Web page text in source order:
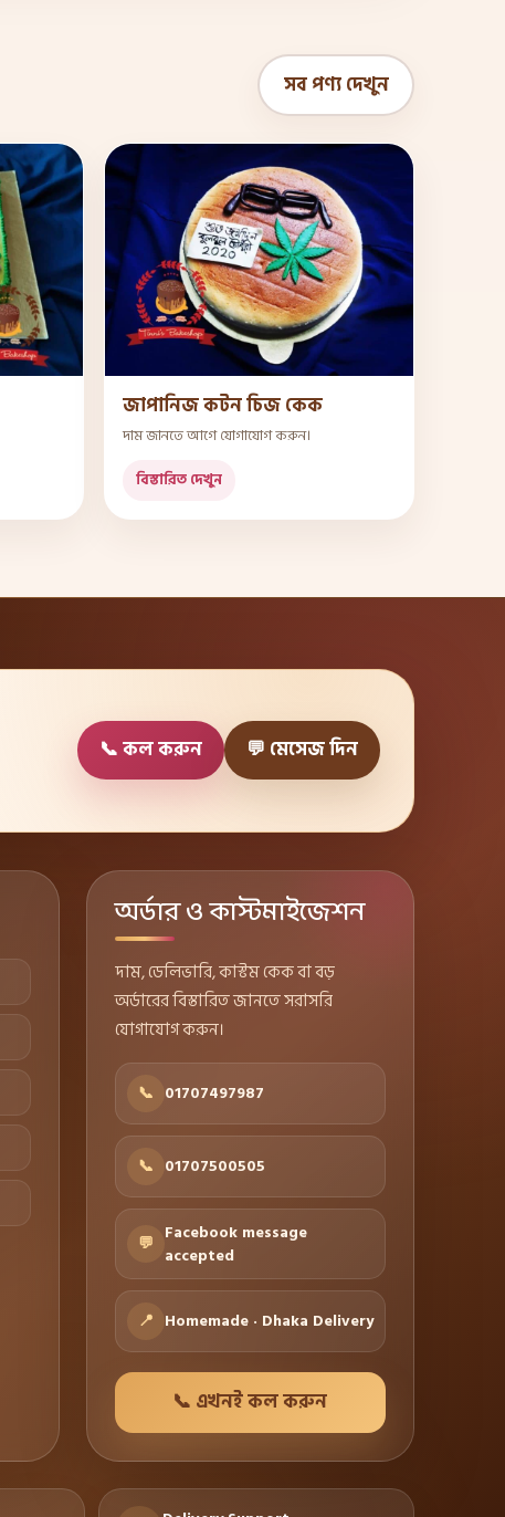
সব পণ্য দেখুন
জাপানিজ কটন চিজ কেক
দাম জানতে আগে যোগাযোগ করুন।
বিস্তারিত দেখুন
📞 কল করুন 💬 মেসেজ দিন
অর্ডার ও কাস্টমাইজেশন
দাম, ডেলিভারি, কাস্টম কেক বা বড়
অর্ডারের বিস্তারিত জানতে সরাসরি
যোগাযোগ করুন।
📞 01707497987
📞 01707500505
💬 Facebook message
accepted
📍 Homemade · Dhaka Delivery
📞 এখনই কল করুন